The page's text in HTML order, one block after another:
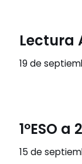
Lectura
19 de
1ºESO
15 de